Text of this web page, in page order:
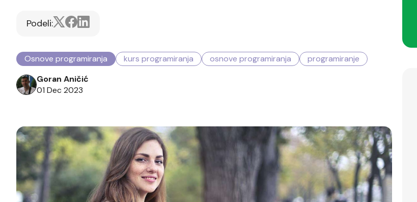
Podeli:
Osnove programiranja kurs programiranja osnove programiranja
programiranje
Goran Aničić
01 Dec 2023